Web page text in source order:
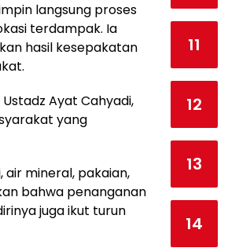
langsung proses
terdampak. Ia
hasil kesepakatan
Ustadz Ayat Cahyadi,
yang
air mineral, pakaian,
bahwa penanganan
juga ikut turun
11
12
13
14